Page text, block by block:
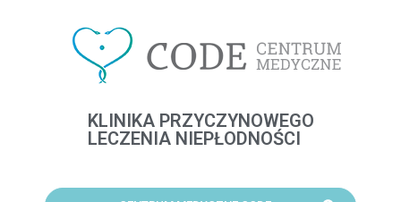
KLINIKA PRZYCZYNOWEGO
LECZENIA NIEPŁODNOŚCI